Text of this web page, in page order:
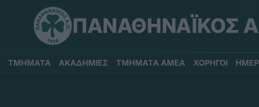
ΠΑΝΑΘΗΝΑΪΚΟΣ
ΤΜΗΜΑΤΑ ΑΚΑΔΗΜΙΕΣ ΤΜΗΜΑΤΑ ΑΜΕΑ ΧΟΡΗΓΟΙ